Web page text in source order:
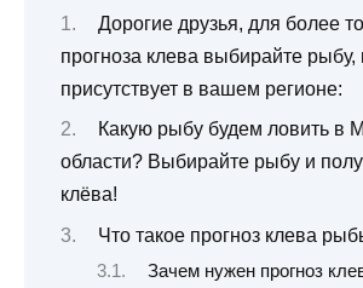
Дорогие друзья, для более
прогноза клева выбирайте рыбу,
присутствует в вашем регионе:
Какую рыбу будем ловить в
области? Выбирайте рыбу и
клёва!
Что такое прогноз клева
Зачем нужен прогноз